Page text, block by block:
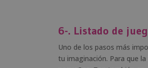
6-. Listado de
Uno de los pasos más
tu imaginación. Para que